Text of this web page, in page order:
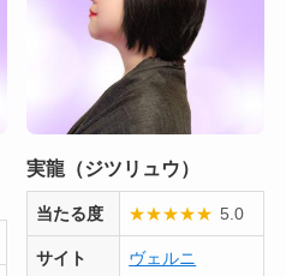
実龍（ジツリュウ）
当たる度 ★★★★★ 5.0
サイト ヴェルニ